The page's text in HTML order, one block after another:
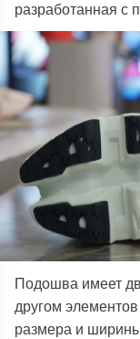
разработанная с
Подошва имеет
другом
размера и